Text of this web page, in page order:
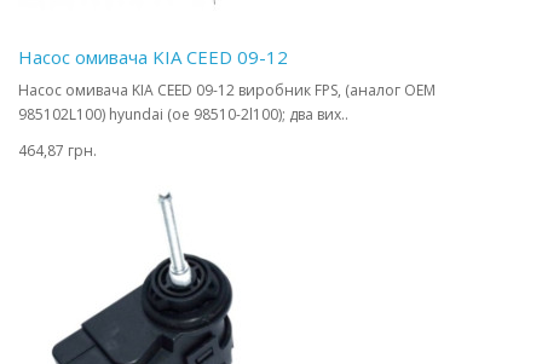
Насос омивача KIA CEED 09-12
Насос омивача KIA CEED 09-12 виробник FPS, (аналог OEM
985102L100) hyundai (oe 98510-2l100); два вих..
464,87 грн.